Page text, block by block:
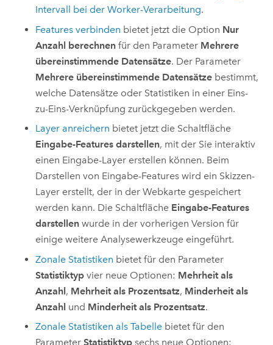
Intervall bei der Worker-Verarbeitung.
Features verbinden bietet jetzt die Option Nur
Anzahl berechnen für den Parameter Mehrere
übereinstimmende Datensätze. Der Parameter
Mehrere übereinstimmende Datensätze bestimmt,
welche Datensätze oder Statistiken in einer Eins-
zu-Eins-Verknüpfung zurückgegeben werden.
Layer anreichern bietet jetzt die Schaltfläche
Eingabe-Features darstellen, mit der Sie interaktiv
einen Eingabe-Layer erstellen können. Beim
Darstellen von Eingabe-Features wird ein Skizzen-
Layer erstellt, der in der Webkarte gespeichert
werden kann. Die Schaltfläche Eingabe-Features
darstellen wurde in der vorherigen Version für
einige weitere Analysewerkzeuge eingeführt.
Zonale Statistiken bietet für den Parameter
Statistiktyp vier neue Optionen: Mehrheit als
Anzahl, Mehrheit als Prozentsatz, Minderheit als
Anzahl und Minderheit als Prozentsatz.
Zonale Statistiken als Tabelle bietet für den
ParameterStatistiktyp sechs neue Optionen: